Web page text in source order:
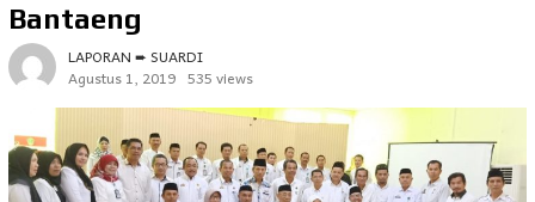
Bantaeng
LAPORAN ➨ SUARDI
Agustus 1, 2019 535 views